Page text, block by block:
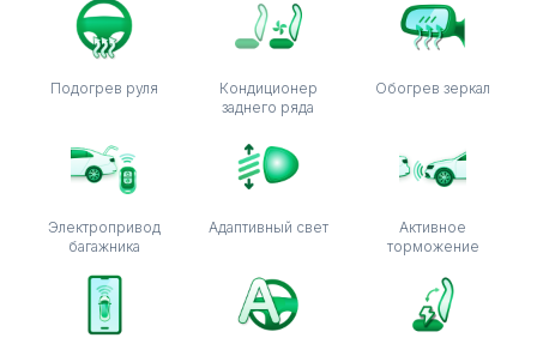
Подогрев руля
Кондиционер
заднего ряда
Обогрев зеркал
Электропривод
багажника
Адаптивный свет
Активное
торможение